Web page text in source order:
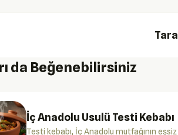
da Beğenebilirsiniz
İç Anadolu Usulü Testi Kebabı
Testi kebabı, İç Anadolu mutfağının eşsiz